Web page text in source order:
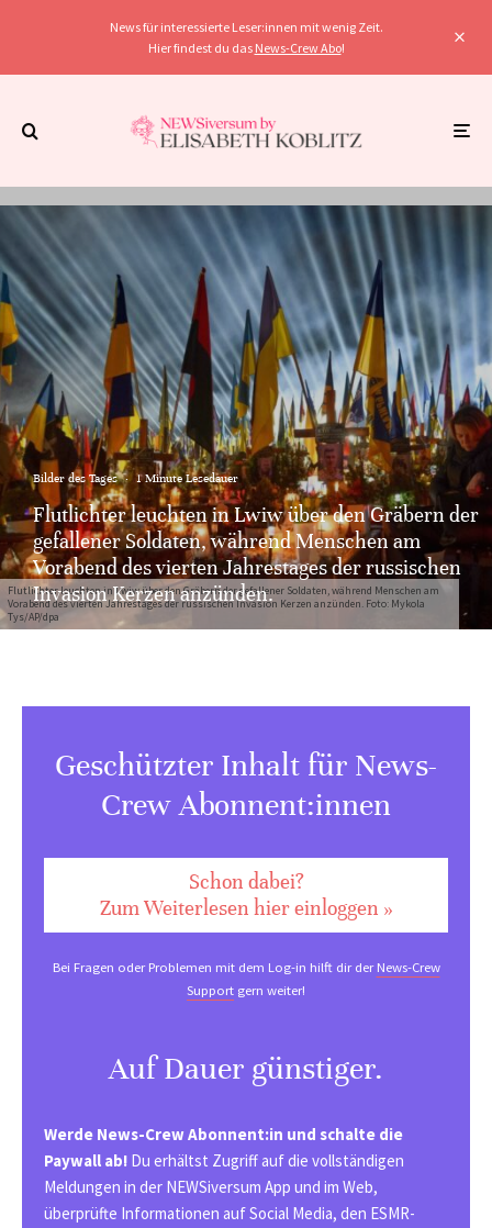
News für interessierte Leser:innen mit wenig Zeit.
Hier findest du das News-Crew Abo!
Flutlichter leuchten in Lwiw über den Gräbern der gefallener Soldaten, während Menschen am
Vorabend des vierten Jahrestages der russischen Invasion Kerzen anzünden. Foto: Mykola
Tys/AP/dpa
Bilder des Tages · 1 Minute Lesedauer
Flutlichter leuchten in Lwiw über den Gräbern der
gefallener Soldaten, während Menschen am
Vorabend des vierten Jahrestages der russischen
Invasion Kerzen anzünden.
Geschützter Inhalt für News-
Crew Abonnent:innen
Schon dabei?
Zum Weiterlesen hier einloggen »
Bei Fragen oder Problemen mit dem Log-in hilft dir derNews-Crew
Support gern weiter!
Auf Dauer günstiger.
Werde News-Crew Abonnent:in und schalte die
Paywall ab! Du erhältst Zugriff auf die vollständigen
Meldungen in der NEWSiversum App und im Web,
überprüfte Informationen auf Social Media, den ESMR-